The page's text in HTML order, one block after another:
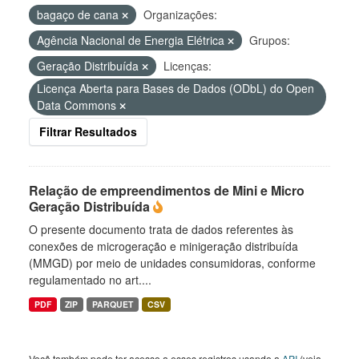
bagaço de cana
Organizações:
Agência Nacional de Energia Elétrica
Grupos:
Geração Distribuída
Licenças:
Licença Aberta para Bases de Dados (ODbL) do Open
Data Commons
Filtrar Resultados
Relação de empreendimentos de Mini e Micro
Geração Distribuída
O presente documento trata de dados referentes às
conexões de microgeração e minigeração distribuída
(MMGD) por meio de unidades consumidoras, conforme
regulamentado no art....
PDF ZIP PARQUET CSV